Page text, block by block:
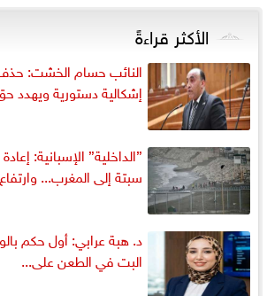
الأكثر قراءةً
النائب حسام الخشت: حذف
إشكالية دستورية ويهدد
سبتة إلى المغرب...
د. هبة عرابي: أول حكم
البت في الطعن على...